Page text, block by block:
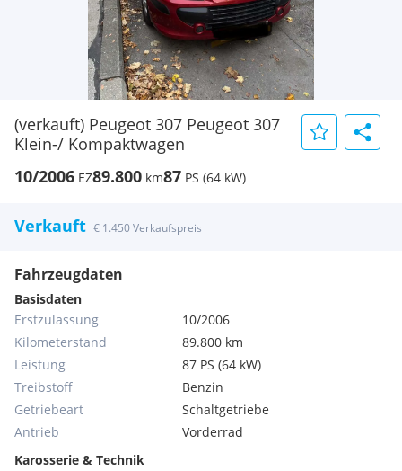
(verkauft) Peugeot 307 Peugeot 307
Klein-/ Kompaktwagen
10/2006 EZ89.800 km87 PS (64 kW)
Verkauft € 1.450 Verkaufspreis
Fahrzeugdaten
Basisdaten
Erstzulassung
10/2006
Kilometerstand
89.800 km
Leistung
87 PS (64 kW)
Treibstoff
Benzin
Getriebeart
Schaltgetriebe
Antrieb
Vorderrad
Karosserie & Technik